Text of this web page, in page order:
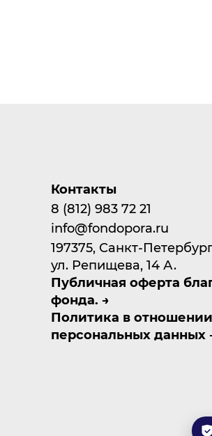
Контакты
8 (812) 983 72 21
info@fondopora.ru
197375, Санкт-
ул. Репищева, 14 А.
Публичная оферта
фонда.
Политика в
персональных данных